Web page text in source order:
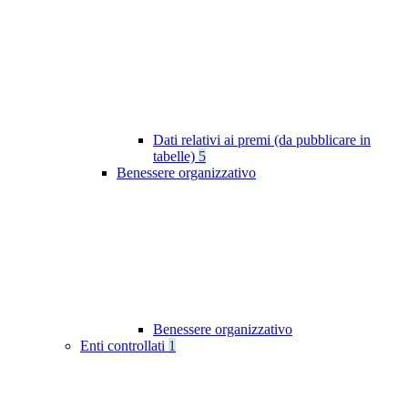
Dati relativi ai premi (da pubblicare in
tabelle) 5
Benessere organizzativo
Benessere organizzativo
Enti controllati 1